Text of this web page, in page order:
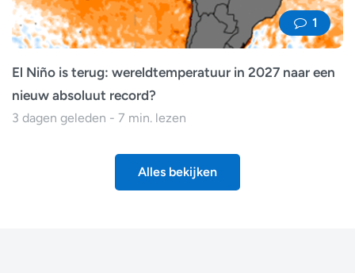
1
El Niño is terug: wereldtemperatuur in 2027 naar een
nieuw absoluut record?
3 dagen geleden - 7 min. lezen
Alles bekijken